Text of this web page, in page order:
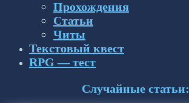
Прохождения
Статьи
Читы
Текстовый квест
RPG — тест
Случайные статьи: